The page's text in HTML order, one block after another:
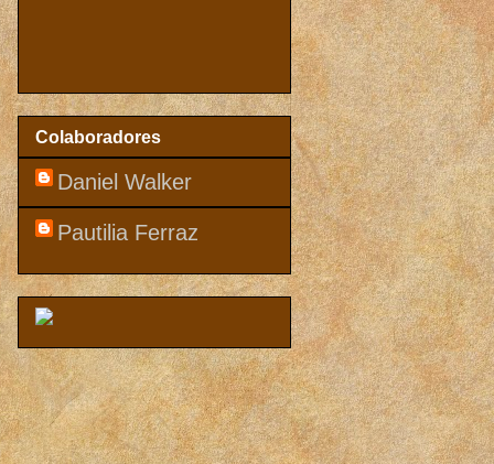
Colaboradores
Daniel Walker
Pautilia Ferraz